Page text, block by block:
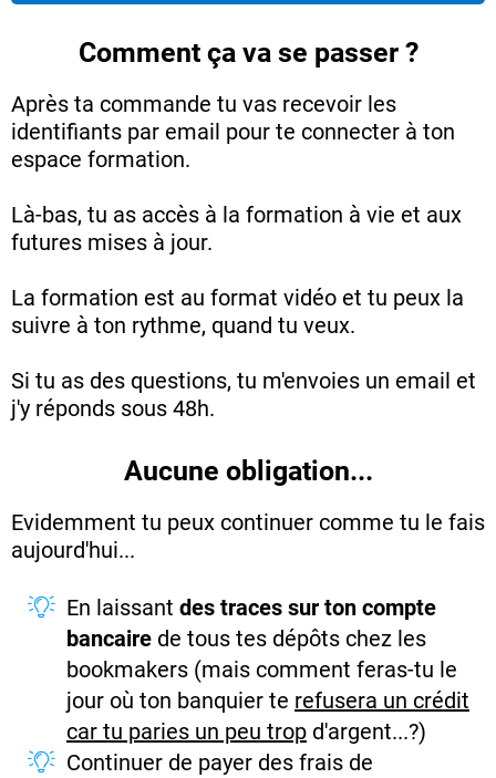
Comment ça va se passer ?
Après ta commande tu vas recevoir les
identifiants par email pour te connecter à ton
espace formation.
Là-bas, tu as accès à la formation à vie et aux
futures mises à jour.
La formation est au format vidéo et tu peux la
suivre à ton rythme, quand tu veux.
Si tu as des questions, tu m'envoies un email et
j'y réponds sous 48h.
Aucune obligation...
Evidemment tu peux continuer comme tu le fais
aujourd'hui...
En laissant des traces sur ton compte
bancaire de tous tes dépôts chez les
bookmakers (mais comment feras-tu le
jour où ton banquier te refusera un crédit
car tu paries un peu trop d'argent...?)
Continuer de payer des frais de